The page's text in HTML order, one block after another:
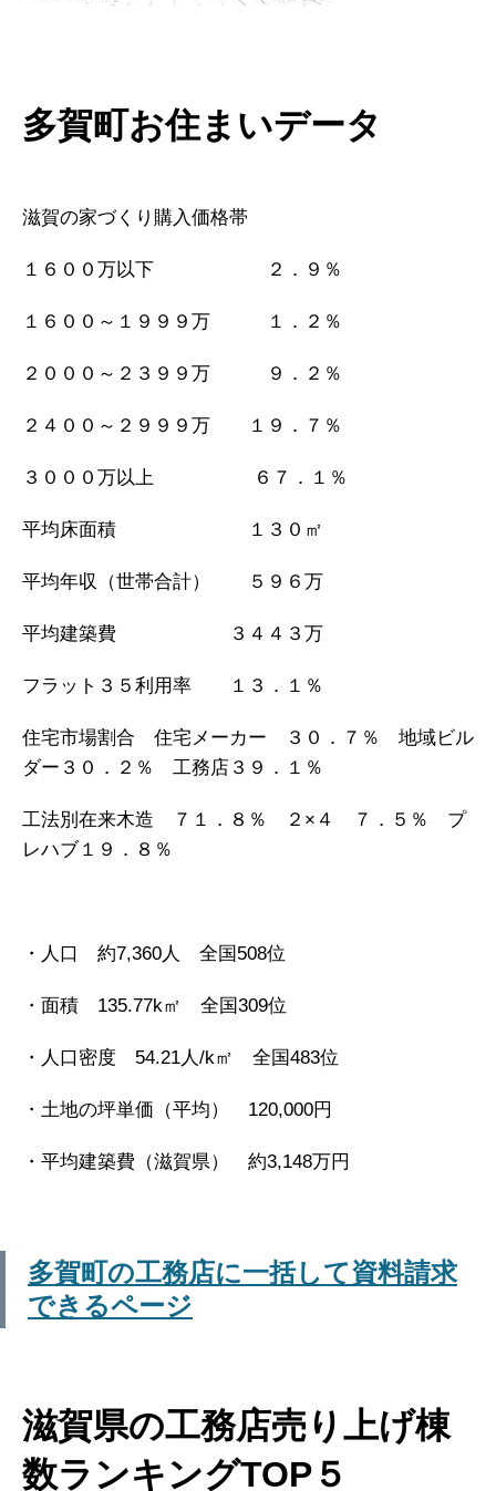
多賀町お住まいデータ
滋賀の家づくり購入価格帯
１６００万以下 ２．９％
１６００～１９９９万 １．２％
２０００～２３９９万 ９．２％
２４００～２９９９万 １９．７％
３０００万以上 ６７．１％
平均床面積 １３０㎡
平均年収（世帯合計） ５９６万
平均建築費 ３４４３万
フラット３５利用率 １３．１％
住宅市場割合 住宅メーカー ３０．７％ 地域ビル
ダー３０．２％ 工務店３９．１％
工法別在来木造 ７１．８％ ２×４ ７．５％ プ
レハブ１９．８％
・人口 約7,360人 全国508位
・面積 135.77k㎡ 全国309位
・人口密度 54.21人/k㎡ 全国483位
・土地の坪単価（平均） 120,000円
・平均建築費（滋賀県） 約3,148万円
多賀町の工務店に一括して資料請求
できるページ
滋賀県の工務店売り上げ棟
数ランキングTOP５